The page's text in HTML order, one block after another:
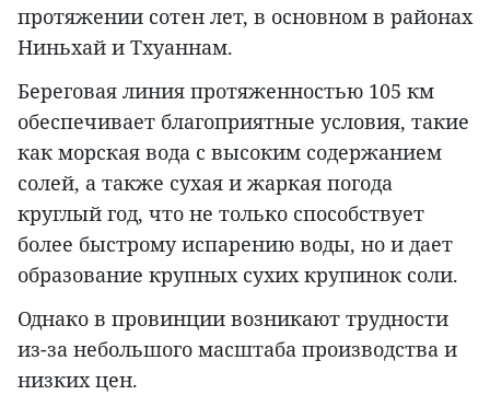
протяжении сотен лет, в основном в районах
Ниньхай и Тхуаннам.
Береговая линия протяженностью 105 км
обеспечивает благоприятные условия, такие
как морская вода с высоким содержанием
солей, а также сухая и жаркая погода
круглый год, что не только способствует
более быстрому испарению воды, но и дает
образование крупных сухих крупинок соли.
Однако в провинции возникают трудности
из-за небольшого масштаба производства и
низких цен.